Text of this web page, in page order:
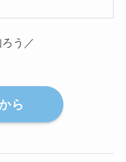
う／
ら